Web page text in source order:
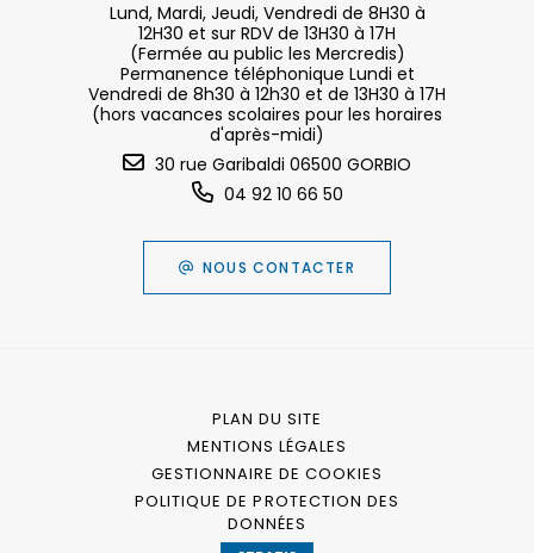
Lund, Mardi, Jeudi, Vendredi de 8H30 à
12H30 et sur RDV de 13H30 à 17H
(Fermée au public les Mercredis)
Permanence téléphonique Lundi et
Vendredi de 8h30 à 12h30 et de 13H30 à 17H
(hors vacances scolaires pour les horaires
d'après-midi)
30 rue Garibaldi 06500 GORBIO
04 92 10 66 50
NOUS CONTACTER
PLAN DU SITE
MENTIONS LÉGALES
GESTIONNAIRE DE COOKIES
POLITIQUE DE PROTECTION DES
DONNÉES